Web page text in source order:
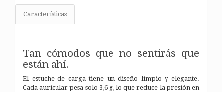
Características
Tan cómodos que no sentirás que
están ahí.
El estuche de carga tiene un diseño limpio y elegante.
Cada auricular pesa solo 3,6 g, lo que reduce la presión en